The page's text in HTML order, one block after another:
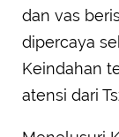
dan vas
dipercaya
Keindahan
atensi dari